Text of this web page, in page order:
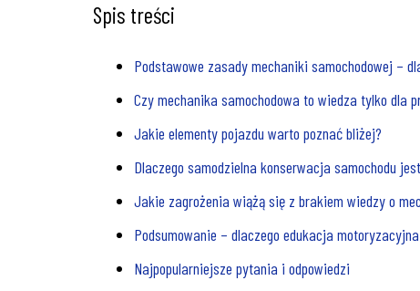
Spis treści
Podstawowe zasady mechaniki samochodowej –
Czy mechanika samochodowa to wiedza tylko dla
Jakie elementy pojazdu warto poznać bliżej?
Dlaczego samodzielna konserwacja samochodu
Jakie zagrożenia wiążą się z brakiem wiedzy o
Podsumowanie – dlaczego edukacja
Najpopularniejsze pytania i odpowiedzi